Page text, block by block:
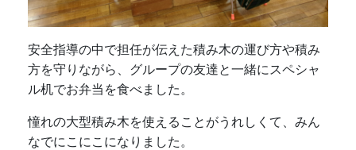
安全指導の中で担任が伝えた積み木の運び方や積み
方を守りながら、グループの友達と一緒にスペシャ
ル机でお弁当を食べました。
憧れの大型積み木を使えることがうれしくて、みん
なでにこにこになりました。